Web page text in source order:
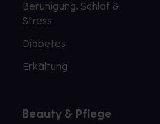
Beruhigung, Schlaf &
Stress
Diabetes
Erkältung
Beauty & Pflege